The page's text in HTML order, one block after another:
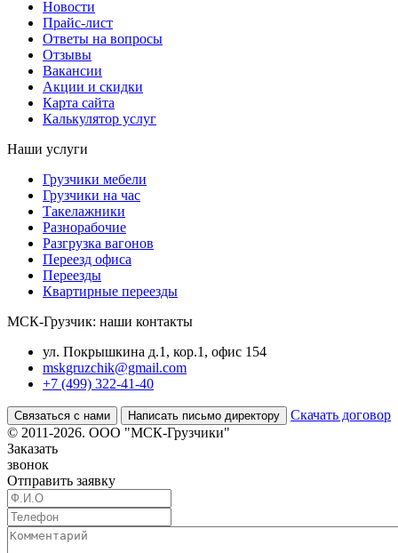
Новости
Прайс-лист
Ответы на вопросы
Отзывы
Вакансии
Акции и скидки
Карта сайта
Калькулятор услуг
Наши услуги
Грузчики мебели
Грузчики на час
Такелажники
Разнорабочие
Разгрузка вагонов
Переезд офиса
Переезды
Квартирные переезды
МСК-Грузчик: наши контакты
ул. Покрышкина д.1, кор.1, офис 154
mskgruzchik@gmail.com
+7 (499) 322-41-40
Связаться с нами Написать письмо директору
Скачать договор
© 2011-2026. ООО "МСК-Грузчики"
Заказать
звонок
Отправить заявку